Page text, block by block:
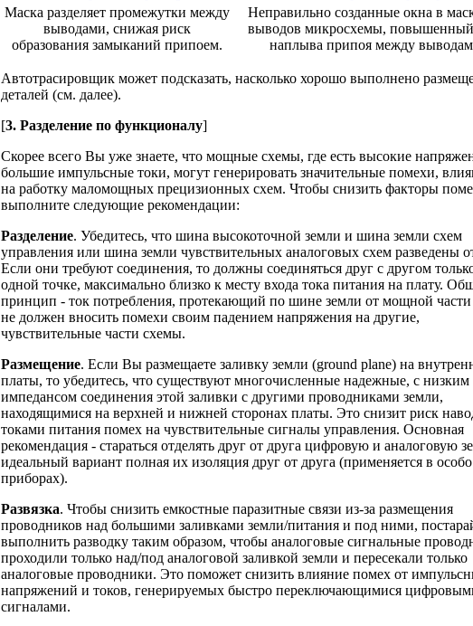
Маска разделяет промежутки между
выводами, снижая риск
образования замыканий припоем.
Неправильно созданные окна в
выводов микросхемы,
наплыва припоя между
Автотрасировщик может подсказать, насколько хорошо выполнено
деталей (см. далее).
[3. Разделение по функционалу]
Скорее всего Вы уже знаете, что мощные схемы, где есть высокие
большие импульсные токи, могут генерировать значительные помехи,
на работку маломощных прецизионных схем. Чтобы снизить факторы
выполните следующие рекомендации:
Разделение. Убедитесь, что шина высокоточной земли и шина земли схем
управления или шина земли чувствительных аналоговых схем разведены
Если они требуют соединения, то должны соединяться друг с другом
одной точке, максимально близко к месту входа тока питания на плату.
принцип - ток потребления, протекающий по шине земли от мощной
не должен вносить помехи своим падением напряжения на другие,
чувствительные части схемы.
Размещение. Если Вы размещаете заливку земли (ground plane) на
платы, то убедитесь, что существуют многочисленные надежные, с низким
импедансом соединения этой заливки с другими проводниками земли,
находящимися на верхней и нижней сторонах платы. Это снизит риск
токами питания помех на чувствительные сигналы управления. Основная
рекомендация - стараться отделять друг от друга цифровую и аналоговую
идеальный вариант полная их изоляция друг от друга (применяется в
приборах).
Развязка. Чтобы снизить емкостные паразитные связи из-за размещения
проводников над большими заливками земли/питания и под ними,
выполнить разводку таким образом, чтобы аналоговые сигнальные
проходили только над/под аналоговой заливкой земли и пересекали только
аналоговые проводники. Это поможет снизить влияние помех от
напряжений и токов, генерируемых быстро переключающимися
сигналами.